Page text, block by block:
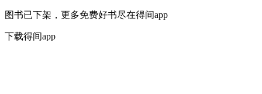
图书已下架，更多免费好书尽在得间app
下载得间app